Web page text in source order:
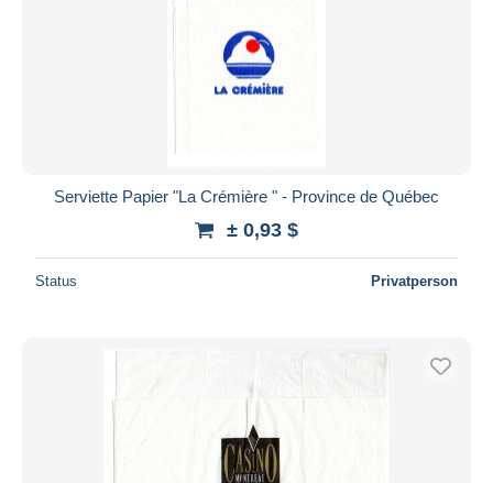
Serviette Papier "La Crémière " - Province de Québec
± 0,93 $
Status Privatperson